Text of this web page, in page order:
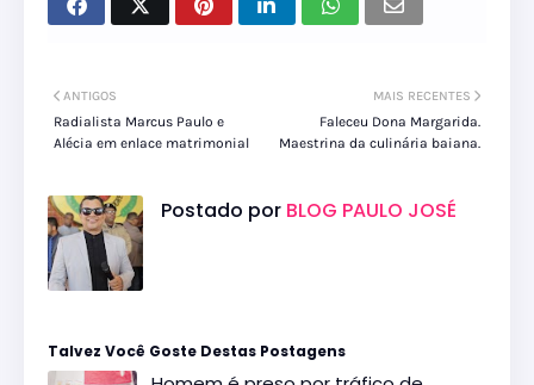
MAIS RECENTES
Faleceu Dona Margarida.
Maestrina da culinária baiana.
ANTIGOS
Radialista Marcus Paulo e
Alécia em enlace matrimonial
Postado por BLOG PAULO JOSÉ
Talvez Você Goste Destas Postagens